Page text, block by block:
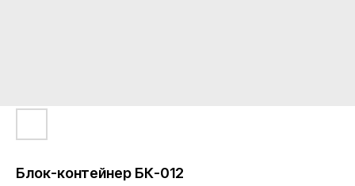
Блок-контейнер БК-012